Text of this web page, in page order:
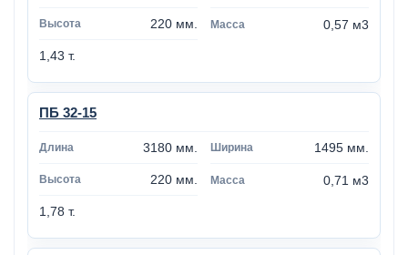
220 мм. 0,57 м3
1,43 т.
ПБ 32-15
3180 мм. 1495 мм.
220 мм. 0,71 м3
1,78 т.